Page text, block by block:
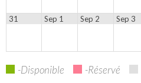
31 Sep 1 Sep 2 Sep 3
-Disponible -Réservé